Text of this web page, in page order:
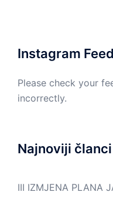
Instagram Feed
Please check your
incorrectly.
Najnoviji članci
III IZMJENA PLANA